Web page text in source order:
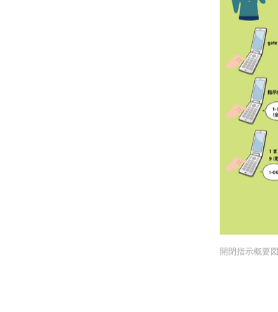
開閉指示概要図